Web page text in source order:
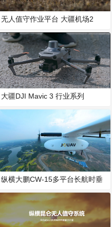
无人值守作业平台 大疆机场2
大疆DJI Mavic 3 行业系列
纵横大鹏CW-15多平台长航时垂